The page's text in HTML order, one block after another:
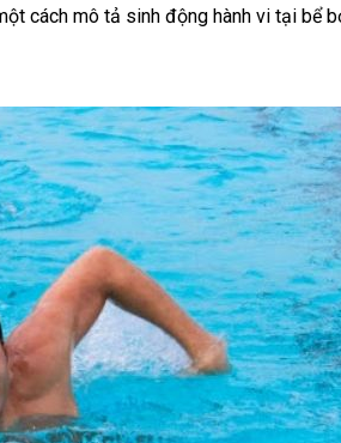
cách mô tả sinh động hành vi tại bể